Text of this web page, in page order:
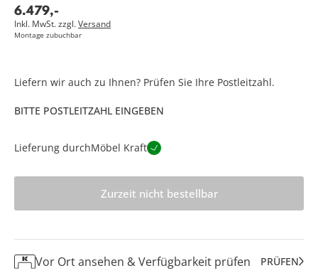
6.479,-
Inkl. MwSt. zzgl.Versand
Montage zubuchbar
Liefern wir auch zu Ihnen? Prüfen Sie Ihre Postleitzahl.
BITTE POSTLEITZAHL EINGEBEN
Lieferung durchMöbel Kraft
Zurzeit nicht bestellbar
Vor Ort ansehen & Verfügbarkeit prüfen PRÜFEN